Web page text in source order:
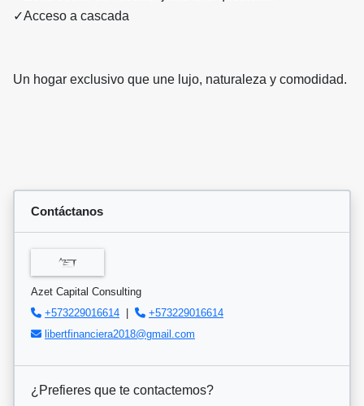
✓Acceso a cascada
Un hogar exclusivo que une lujo, naturaleza y comodidad.
Contáctanos
Azet Capital Consulting
+573229016614 |
+573229016614
libertfinanciera2018@gmail.com
¿Prefieres que te contactemos?